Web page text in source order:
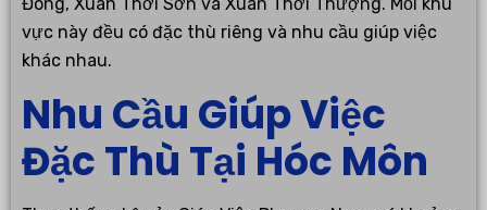
Đông, Xuân Thới Sơn và Xuân Thới Thượng. Mỗi khu
vực này đều có đặc thù riêng và nhu cầu giúp việc
khác nhau.
Nhu Cầu Giúp Việc
Đặc Thù Tại Hóc Môn